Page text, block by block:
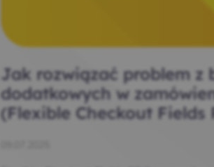
Jak rozwiązać problem z
dodatkowych w
(Flexible Checkout Fields